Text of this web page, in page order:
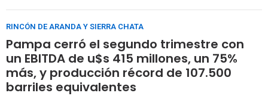
RINCÓN DE ARANDA Y SIERRA CHATA
Pampa cerró el segundo trimestre con
un EBITDA de u$s 415 millones, un 75%
más, y producción récord de 107.500
barriles equivalentes